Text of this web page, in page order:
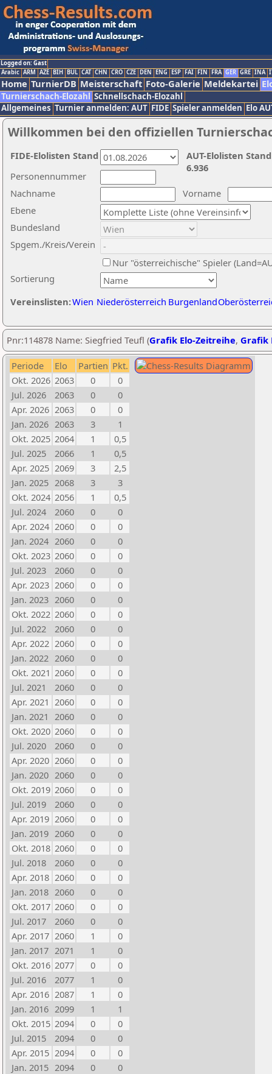
Logged on: Gast
Arabic ARM AZE BIH BUL CAT CHN CRO CZE DEN ENG ESP FAI FIN FRA GER GRE INA
Home TurnierDB Meisterschaft Foto-Galerie Meldekartei
Turnierschach-Elozahl Schnellschach-Elozahl
Allgemeines Turnier anmelden: AUT FIDE Spieler anmelden Elo
Willkommen bei den offiziellen
Nachname
Vorname
Ebene
Sortierung
Personennummer
Bundesland
Spgem./Kreis/Verein
Nur "österreichische" Spieler
Vereinslisten:Wien Niederösterreich Burgenland
AUT-Elolisten
6.936
FIDE-Elolisten Stand
Pnr:114878 Name: Siegfried Teufl (Grafik Elo-Zeitreihe, Grafik
Periode Elo Partien Pkt.
Okt. 2026 2063 0
0
Jul. 2026
2063 0
0
Apr. 2026 2063 0
0
Jan. 2026 2063 3
1
Okt. 2025 2064 1
0,5
Jul. 2025
2066 1
0,5
Apr. 2025 2069 3
2,5
Jan. 2025 2068 3
3
Okt. 2024 2056 1
0,5
Jul. 2024
2060 0
0
Apr. 2024 2060 0
0
Jan. 2024 2060 0
0
Okt. 2023 2060 0
0
Jul. 2023
2060 0
0
Apr. 2023 2060 0
0
Jan. 2023 2060 0
0
Okt. 2022 2060 0
0
Jul. 2022
2060 0
0
Apr. 2022 2060 0
0
Jan. 2022 2060 0
0
Okt. 2021 2060 0
0
Jul. 2021
2060 0
0
Apr. 2021 2060 0
0
Jan. 2021 2060 0
0
Okt. 2020 2060 0
0
Jul. 2020
2060 0
0
Apr. 2020 2060 0
0
Jan. 2020 2060 0
0
Okt. 2019 2060 0
0
Jul. 2019
2060 0
0
Apr. 2019 2060 0
0
Jan. 2019 2060 0
0
Okt. 2018 2060 0
0
Jul. 2018
2060 0
0
Apr. 2018 2060 0
0
Jan. 2018 2060 0
0
Okt. 2017 2060 0
0
Jul. 2017
2060 0
0
Apr. 2017 2060 1
0
Jan. 2017 2071 1
0
Okt. 2016 2077 0
0
Jul. 2016
2077 1
0
Apr. 2016 2087 1
0
Jan. 2016 2099 1
1
Okt. 2015 2094 0
0
Jul. 2015
2094 0
0
Apr. 2015 2094 0
0
Jan. 2015 2094 0
0